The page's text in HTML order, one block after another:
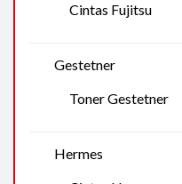
Cintas Fujitsu
Gestetner
Toner Gestetner
Hermes